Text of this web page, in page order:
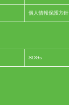
個人情報保護方針
SDGs